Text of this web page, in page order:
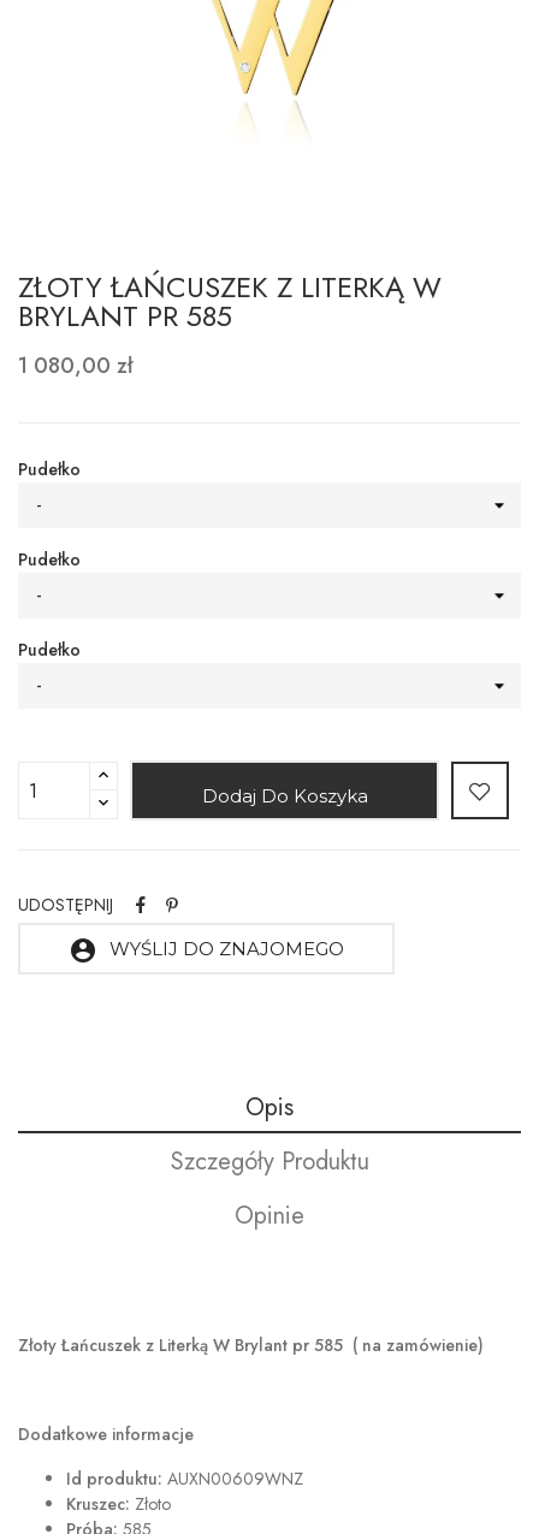
ZŁOTY ŁAŃCUSZEK Z LITERKĄ W
BRYLANT PR 585
1 080,00 zł
Pudełko
-
Pudełko
-
Pudełko
-
Dodaj Do Koszyka
UDOSTĘPNIJ
account_circle WYŚLIJ DO ZNAJOMEGO
Opis
Szczegóły Produktu
Opinie
Złoty Łańcuszek z Literką W Brylant pr 585 ( na zamówienie)
Dodatkowe informacje
Id produktu: AUXN00609WNZ
Kruszec: Złoto
Próba: 585